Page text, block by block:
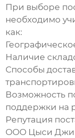
При выборе
необходимо
как:
Наличие
Способы
Возможность
поддержки на
Репутация
ООО Цыси